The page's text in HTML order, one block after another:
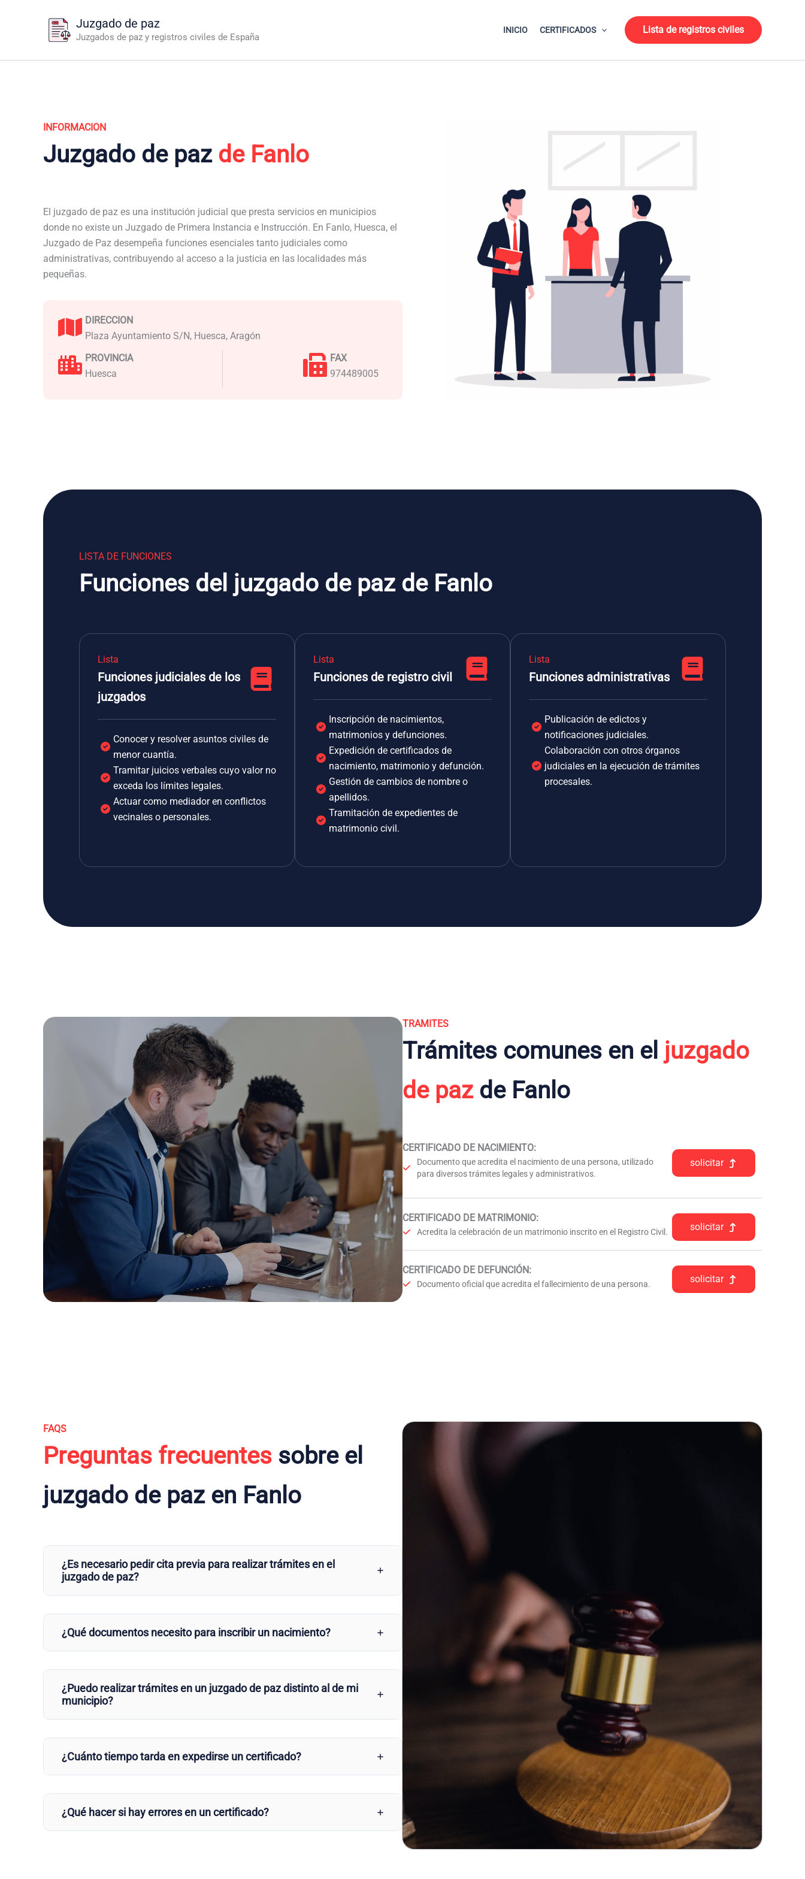
Juzgado de paz
Juzgados de paz y registros civiles de España
INICIO CERTIFICADOS Lista de registros civiles
INFORMACION
Juzgado de paz de Fanlo
El juzgado de paz es una institución judicial que presta servicios en municipios
donde no existe un Juzgado de Primera Instancia e Instrucción. En Fanlo, Huesca, el
Juzgado de Paz desempeña funciones esenciales tanto judiciales como
administrativas, contribuyendo al acceso a la justicia en las localidades más
pequeñas.
DIRECCION
Plaza Ayuntamiento S/N, Huesca, Aragón
PROVINCIA
Huesca
FAX
974489005
LISTA DE FUNCIONES
Funciones del juzgado de paz de Fanlo
Lista
Funciones judiciales de los
juzgados
Conocer y resolver asuntos civiles de
menor cuantía.
Tramitar juicios verbales cuyo valor no
exceda los límites legales.
Actuar como mediador en conflictos
vecinales o personales.
Lista
Funciones de registro civil
Inscripción de nacimientos,
matrimonios y defunciones.
Expedición de certificados de
nacimiento, matrimonio y defunción.
Gestión de cambios de nombre o
apellidos.
Tramitación de expedientes de
matrimonio civil.
Lista
Funciones administrativas
Publicación de edictos y
notificaciones judiciales.
Colaboración con otros órganos
judiciales en la ejecución de trámites
procesales.
TRAMITES
Trámites comunes en el juzgado
de pazde Fanlo
CERTIFICADO DE NACIMIENTO:
Documento que acredita el nacimiento de una persona, utilizado
para diversos trámites legales y administrativos.
solicitar
CERTIFICADO DE MATRIMONIO:
Acredita la celebración de un matrimonio inscrito en el Registro Civil. solicitar
CERTIFICADO DE DEFUNCIÓN:
Documento oficial que acredita el fallecimiento de una persona. solicitar
FAQS
Preguntas frecuentes sobre el
juzgado de paz en Fanlo
¿Es necesario pedir cita previa para realizar trámites en el
juzgado de paz?
¿Qué documentos necesito para inscribir un nacimiento?
¿Puedo realizar trámites en un juzgado de paz distinto al de mi
municipio?
¿Cuánto tiempo tarda en expedirse un certificado?
¿Qué hacer si hay errores en un certificado?